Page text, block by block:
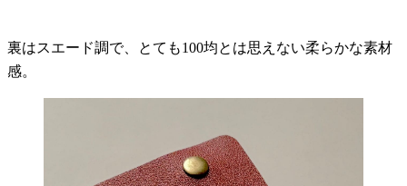
裏はスエード調で、とても100均とは思えない柔らかな素材
感。